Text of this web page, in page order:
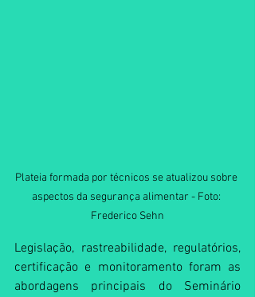
Plateia formada por técnicos se atualizou sobre
aspectos da segurança alimentar - Foto:
Frederico Sehn
Legislação, rastreabilidade, regulatórios,
certificação e monitoramento foram as
abordagens principais do Seminário